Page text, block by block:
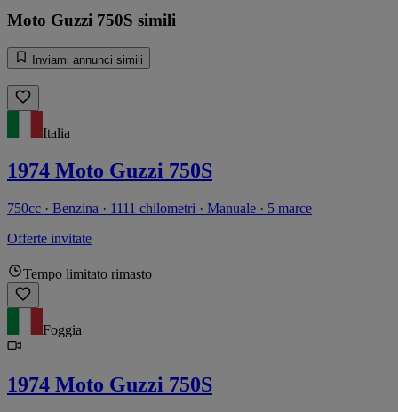
Moto Guzzi 750S simili
Inviami annunci simili
Italia
1974 Moto Guzzi 750S
750cc · Benzina · 1111 chilometri · Manuale · 5 marce
Offerte invitate
Tempo limitato rimasto
Foggia
1974 Moto Guzzi 750S